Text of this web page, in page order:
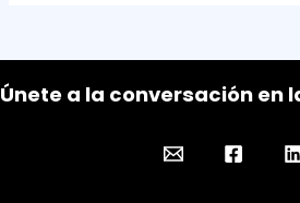
Únete a la conversación en